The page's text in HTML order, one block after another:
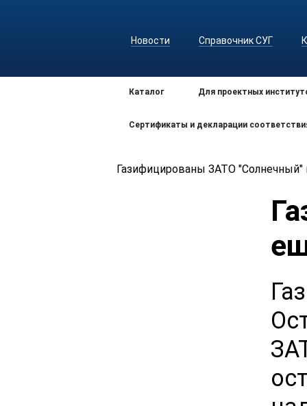
Новости Справочник СУГ
Каталог Для проектных
Сертификаты и декларации
Газифицированы ЗАТО "Солнечный"